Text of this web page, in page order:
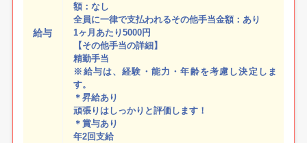
給与
額：なし
全員に一律で支払われるその他手当金額：あり
1ヶ月あたり5000円
【その他手当の詳細】
精勤手当
※給与は、経験・能力・年齢を考慮し決定しま
す。
＊昇給あり
頑張りはしっかりと評価します！
＊賞与あり
年2回支給